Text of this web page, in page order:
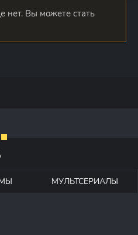
нет. Вы можете стать
МУЛЬТСЕРИАЛЫ